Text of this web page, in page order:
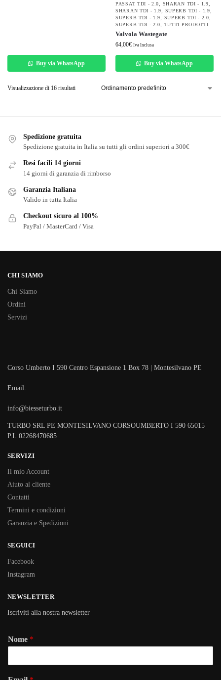
Buy via WhatsApp
PASSAT TDI - 2.0
SHARAN TDI - 1.9
SHARAN TDI - 1.9
SUPERB TDI - 1.9
SUPERB TDI - 1.9
SUPERB TDI - 2.0
SUPERB TDI - 2.0
TUTTI PRODOTTI
Valvola Wastegate
64,00€ Iva Inclusa
Buy via WhatsApp
Visualizzazione di 16 risultati
Spedizione gratuita
Spedizione gratuita in Italia su tutti gli ordini superiori a 300€
Resi facili 14 giorni
14 giorni di garanzia di rimborso
Garanzia Italiana
Valido in tutta Italia
Checkout sicuro al 100%
PayPal / MasterCard / Visa
CHI SIAMO
Chi Siamo
Ordini
Servizi
Corso Umberto I 590 Centro Espansione 1 Box 78 | Montesilvano PE
Email:
info@biesseturbo.it
TURBO SRL PE MONTESILVANO CORSOUMBERTO I 590 65015
P.I. 02268470685
SERVIZI
Il mio Account
Aiuto al cliente
Contatti
Termini e condizioni
Garanzia e Spedizioni
SEGUICI
Facebook
Instagram
NEWSLETTER
Iscriviti alla nostra newsletter
Nome *